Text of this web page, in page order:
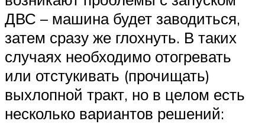
ДВС – машина будет заводиться,
затем сразу же глохнуть. В таких
случаях необходимо отогревать
или отстукивать (прочищать)
выхлопной тракт, но в целом есть
несколько вариантов решений: